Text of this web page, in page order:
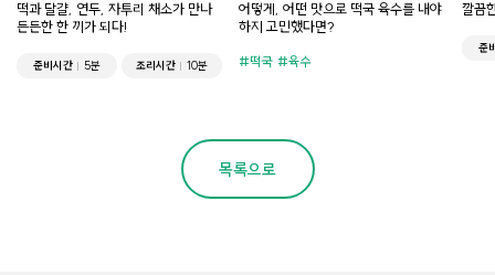
떡과 달걀, 연두, 자투리 채소가 만나
든든한 한 끼가 되다!
준비시간 5분 조리시간 10분
어떻게, 어떤 맛으로 떡국 육수를 내야
하지 고민했다면?
떡국 육수
깔끔
준
목록으로